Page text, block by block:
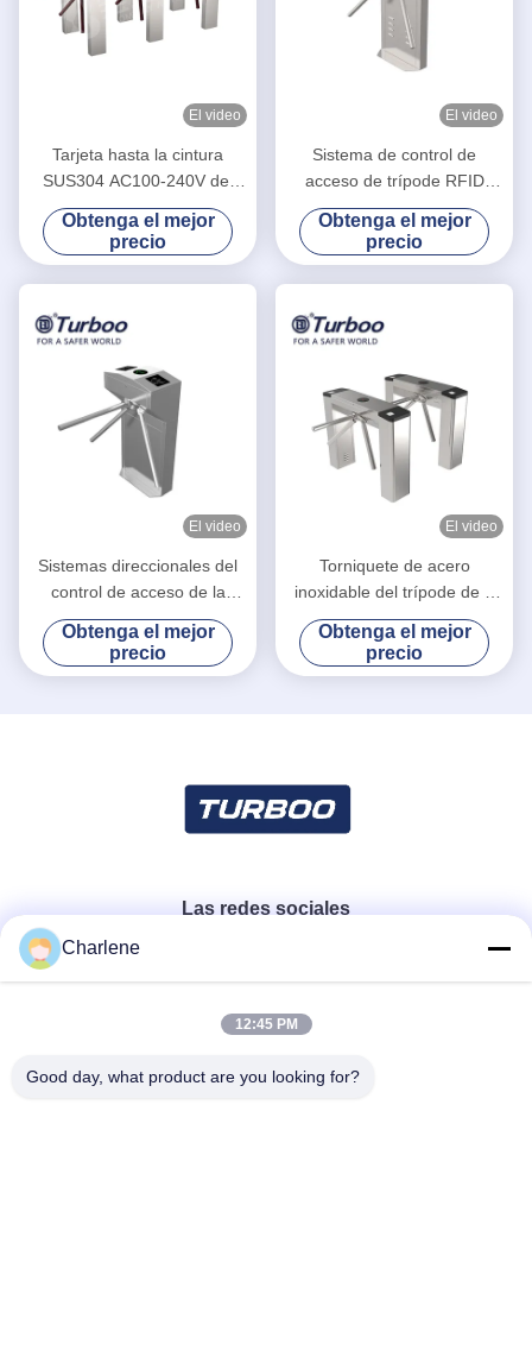
El video
Tarjeta hasta la cintura
SUS304 AC100-240V del
control de acceso RFID IC
de la puerta del torniquete
de la seguridad
Obtenga el mejor
precio
El video
Sistema de control de
acceso de trípode RFID
semiautomático de tres
brazos giratorios LV129
Obtenga el mejor
precio
El video
Sistemas direccionales del
control de acceso de la
puerta del torniquete del
trípode de la altura de la
cintura del gimnasio del
Obtenga el mejor
precio
El video
Torniquete de acero
inoxidable del trípode de 3
brazos para el boleto del
punto escénico que
comprueba el sistema
Obtenga el mejor
precio
Las redes sociales
Contacto rápido
Charlene
12:45 PM
Good day, what product are you looking for?